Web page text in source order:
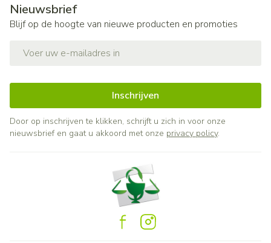
Nieuwsbrief
Blijf op de hoogte van nieuwe producten en promoties
Inschrijven
Door op inschrijven te klikken, schrijft u zich in voor onze
nieuwsbrief en gaat u akkoord met onze privacy policy.